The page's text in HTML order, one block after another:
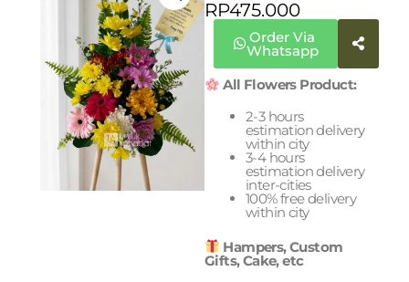
RP475.000
Order Via
Whatsapp
All Flowers Product:
2-3 hours
estimation delivery
within city
3-4 hours
estimation delivery
inter-cities
100% free delivery
within city
Hampers, Custom
Gifts, Cake, etc